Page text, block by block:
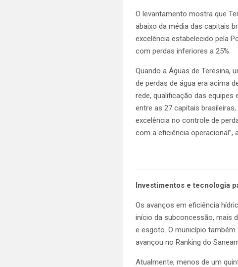
O levantamento mostra que
abaixo da média das capitais
excelência estabelecido pela
com perdas inferiores a 25%.
Quando a Águas de Teresina,
de perdas de água era acima
rede, qualificação das
entre as 27 capitais
excelência no controle de
com a eficiência operacional”,
Investimentos e tecnologia
Os avanços em eficiência
início da subconcessão, mais
e esgoto. O município
avançou no Ranking do
Atualmente, menos de um